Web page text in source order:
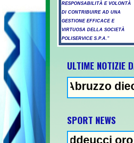
RESPONSABILITÀ E VOLONTÀ
DI CONTRIBUIRE AD UNA
GESTIONE EFFICACE E
VIRTUOSA DELLA SOCIETÀ
POLISERVICE S.P.A."
ULTIME NOTIZIE
dieci
SPORT NEWS
oro e